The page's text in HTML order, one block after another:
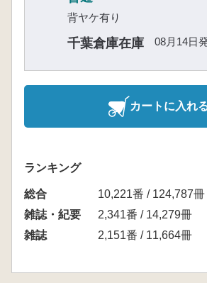
背ヤケ有り
千葉倉庫在庫 08月14日
カートに入れ
ランキング
総合
10,221番 / 124,787冊
雑誌・紀要
2,341番 / 14,279冊
雑誌
2,151番 / 11,664冊